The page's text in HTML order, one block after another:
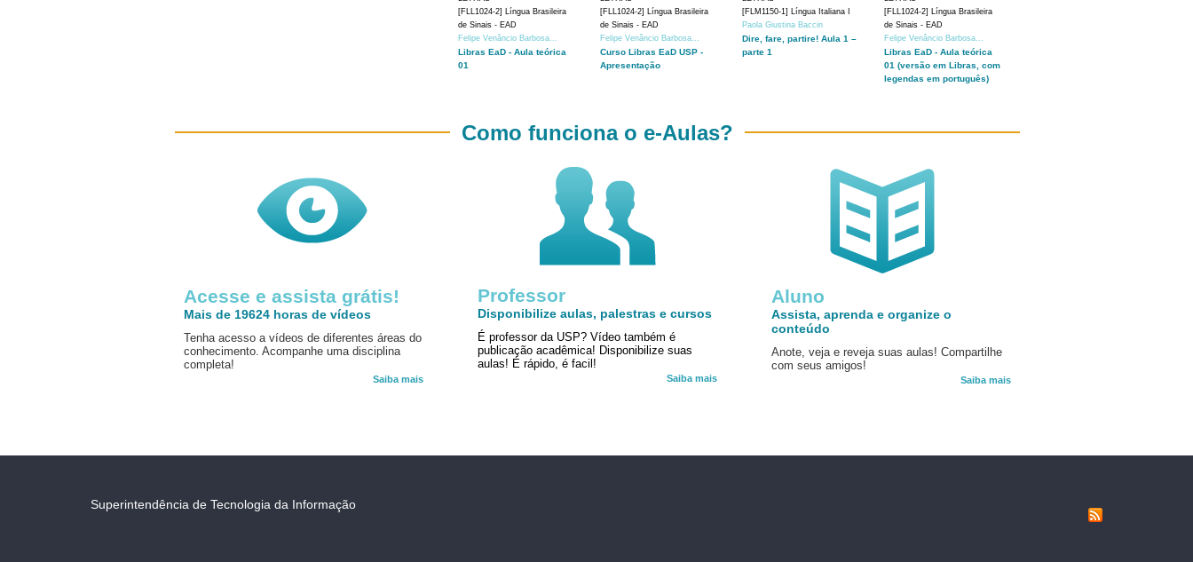
[FLL1024-2] Língua Brasileira
de Sinais - EAD
Felipe Venâncio Barbosa...
Libras EaD - Aula teórica
01
[FLL1024-2] Língua Brasileira
de Sinais - EAD
Felipe Venâncio Barbosa...
Curso Libras EaD USP -
Apresentação
[FLM1150-1] Língua Italiana I
Paola Giustina Baccin
Dire, fare, partire! Aula 1 –
parte 1
[FLL1024-2] Língua Brasileira
de Sinais - EAD
Felipe Venâncio Barbosa...
Libras EaD - Aula teórica
01 (versão em Libras, com
legendas em português)
Acesse e assista grátis!
Mais de 19624 horas de vídeos
Tenha acesso a vídeos de diferentes áreas do
conhecimento. Acompanhe uma disciplina
completa!
Saiba mais
Aluno
Assista, aprenda e organize o
conteúdo
Anote, veja e reveja suas aulas! Compartilhe
com seus amigos!
Saiba mais
Como funciona o e-Aulas?
Professor
Disponibilize aulas, palestras e cursos
É professor da USP? Vídeo também é
publicação acadêmica! Disponibilize suas
aulas! É rápido, é facil!
Saiba mais
Superintendência de Tecnologia da Informação